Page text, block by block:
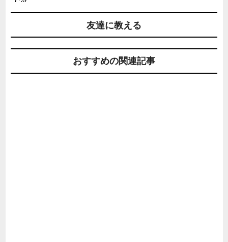
友達に教える
おすすめの関連記事